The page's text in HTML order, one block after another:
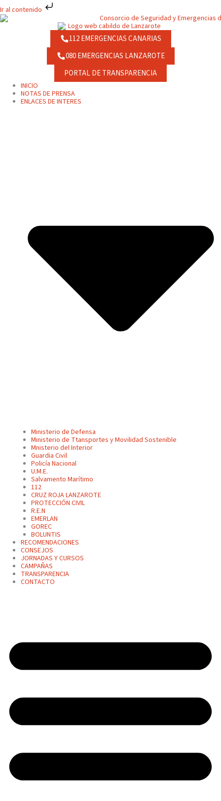
Ir al contenido
al
contenido
112 EMERGENCIAS CANARIAS
080 EMERGENCIAS LANZAROTE
PORTAL DE TRANSPARENCIA
INICIO
NOTAS DE PRENSA
ENLACES DE INTERES
Ministerio de Defensa
Ministerio de Ttansportes y Movilidad Sostenible
Mnisterio del Interior
Guardia Civil
Policía Nacional
U.M.E.
Salvamento Marítimo
112
CRUZ ROJA LANZAROTE
PROTECCIÓN CIVIL
R.E.N
EMERLAN
GOREC
BOLUNTIS
RECOMENDACIONES
CONSEJOS
JORNADAS Y CURSOS
CAMPAÑAS
TRANSPARENCIA
CONTACTO